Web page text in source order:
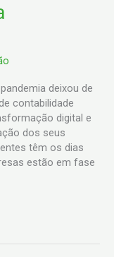
deixou de
contabilidade
digital e
dos seus
têm os dias
estão em fase